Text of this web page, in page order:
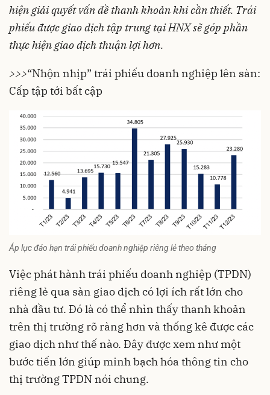
hiện giải quyết vấn đề thanh khoản khi cần thiết. Trái
phiếu được giao dịch tập trung tại HNX sẽ góp phần
thực hiện giao dịch thuận lợi hơn.
>>>“Nhộn nhịp” trái phiếu doanh nghiệp lên sàn:
Cấp tập tới bất cập
Áp lực đáo hạn trái phiếu doanh nghiệp riêng lẻ theo tháng
Việc phát hành trái phiếu doanh nghiệp (TPDN)
riêng lẻ qua sàn giao dịch có lợi ích rất lớn cho
nhà đầu tư. Đó là có thể nhìn thấy thanh khoản
trên thị trường rõ ràng hơn và thống kê được các
giao dịch như thế nào. Đây được xem như một
bước tiến lớn giúp minh bạch hóa thông tin cho
thị trường TPDN nói chung.